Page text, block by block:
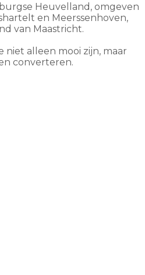
Heuvelland, omgeven
en Meerssenhoven,
van Maastricht.
niet alleen mooi zijn, maar
converteren.